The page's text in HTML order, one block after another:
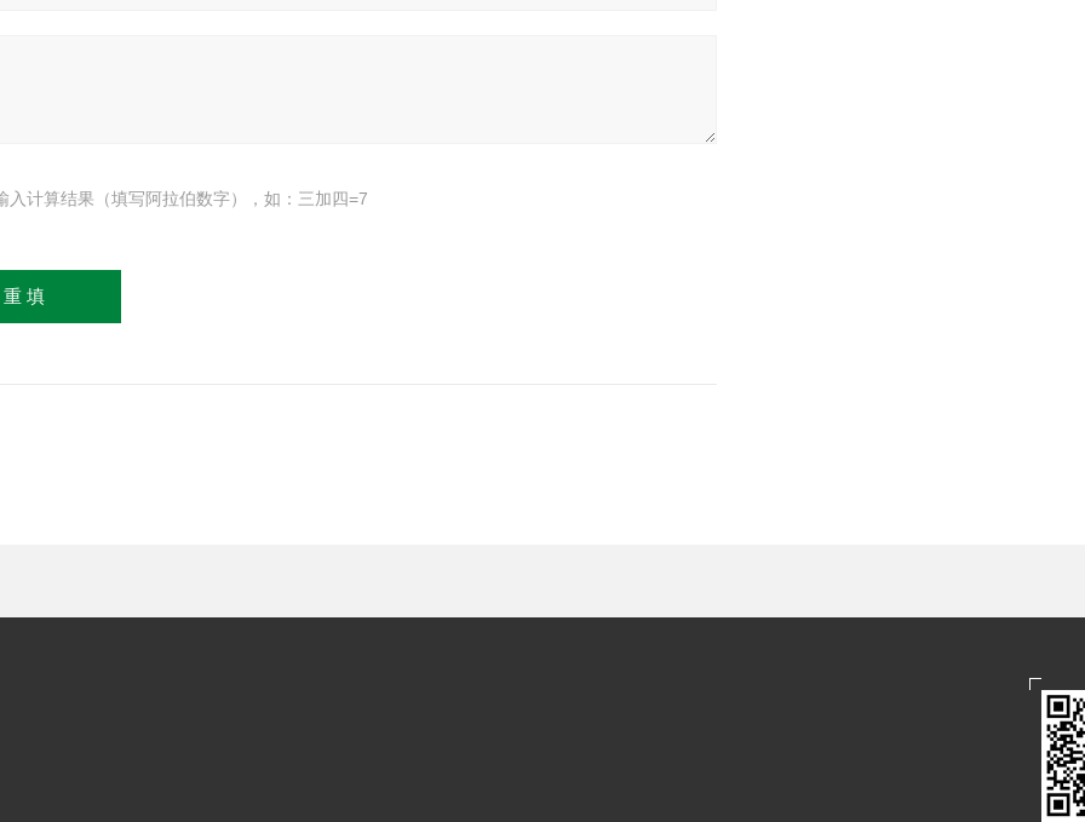
入计算结果（填写阿拉伯数字），如：三加四=7